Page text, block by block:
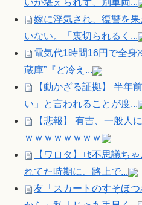
いが堪えられず、別車両...
嫁に浮気され、復讐を
いない。「裏切られるく...
電気代1時間16円で全身
蔵庫”『ど冷え...
【動かざる証拠】 半年
い」と言われることが度...
【悲報】 有吉、一般人
ｗｗｗｗｗｗｗｗ
【ワロタ】ｴｾ不思議ち
れてた時期に、路上で...
友「スカートのすそほ